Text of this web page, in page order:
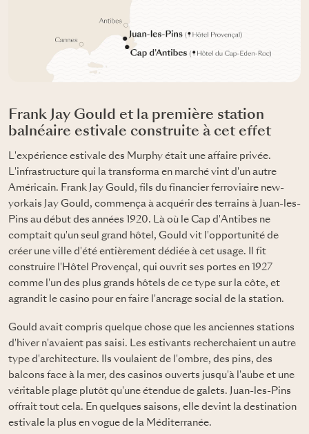
Frank Jay Gould et la première station
balnéaire estivale construite à cet effet
L'expérience estivale des Murphy était une affaire privée.
L'infrastructure qui la transforma en marché vint d'un autre
Américain. Frank Jay Gould, fils du financier ferroviaire new-
yorkais Jay Gould, commença à acquérir des terrains à Juan-les-
Pins au début des années 1920. Là où le Cap d'Antibes ne
comptait qu'un seul grand hôtel, Gould vit l'opportunité de
créer une ville d'été entièrement dédiée à cet usage. Il fit
construire l'Hôtel Provençal, qui ouvrit ses portes en 1927
comme l'un des plus grands hôtels de ce type sur la côte, et
agrandit le casino pour en faire l'ancrage social de la station.
Gould avait compris quelque chose que les anciennes stations
d'hiver n'avaient pas saisi. Les estivants recherchaient un autre
type d'architecture. Ils voulaient de l'ombre, des pins, des
balcons face à la mer, des casinos ouverts jusqu'à l'aube et une
véritable plage plutôt qu'une étendue de galets. Juan-les-Pins
offrait tout cela. En quelques saisons, elle devint la destination
estivale la plus en vogue de la Méditerranée.